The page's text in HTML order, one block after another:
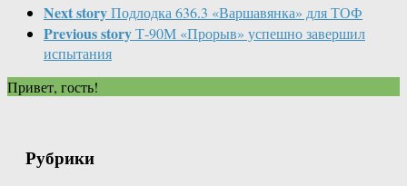
Next storyПодлодка 636.3 «Варшавянка» для ТОФ
Previous storyТ-90М «Прорыв» успешно завершил
испытания
Привет, гость!
Рубрики